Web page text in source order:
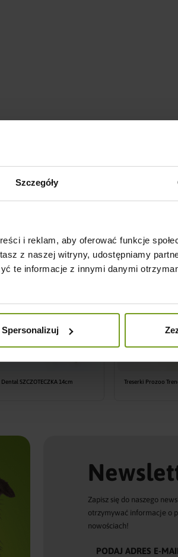
Szczegóły
i reklam, aby oferować funkcje
z naszej witryny, udostępniamy
te informacje z innymi danymi
Spersonalizuj
Dental SZCZOTECZKA 14cm Treserki Prozoo
Zapisz się do naszego
otrzymywać informacje o
nowościach!
PODAJ ADRES E-